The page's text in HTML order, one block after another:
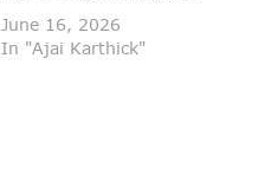
June 16, 2026
In "Ajai Karthick"